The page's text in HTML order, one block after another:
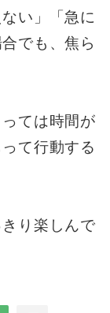
い」「急に
でも、焦ら
ては時間が
て行動する
り楽しんで